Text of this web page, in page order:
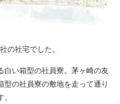
の社宅でした。
白い箱型の社員寮。茅ヶ崎の友
型の社員寮の敷地を走って通り